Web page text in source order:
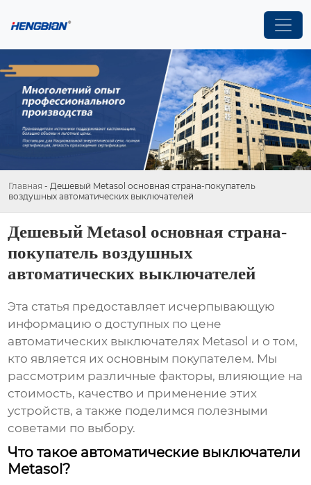
Главная - Дешевый Metasol основная страна-покупатель
воздушных автоматических выключателей
Дешевый Metasol основная страна-
покупатель воздушных
автоматических выключателей
Эта статья предоставляет исчерпывающую
информацию о доступных по цене
автоматических выключателях Metasol и о том,
кто является их основным покупателем. Мы
рассмотрим различные факторы, влияющие на
стоимость, качество и применение этих
устройств, а также поделимся полезными
советами по выбору.
Что такое автоматические выключатели
Metasol?